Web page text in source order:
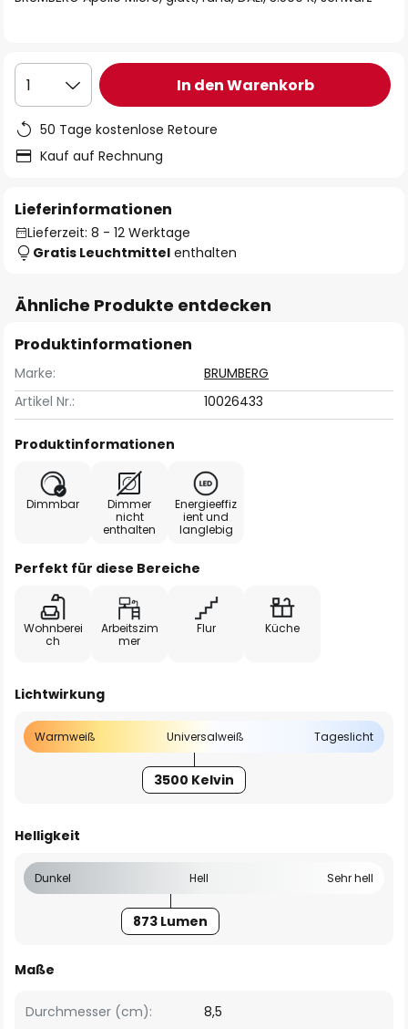
1 In den Warenkorb
50 Tage kostenlose Retoure
Kauf auf Rechnung
Lieferinformationen
Lieferzeit: 8 - 12 Werktage
Gratis Leuchtmittel enthalten
Ähnliche Produkte entdecken
Produktinformationen
Marke:
BRUMBERG
Artikel Nr.:
10026433
Produktinformationen
Dimmbar
Dimmer
nicht
enthalten
Energieeffiz
ient und
langlebig
Perfekt für diese Bereiche
Wohnberei
ch
Arbeitszim
mer
Flur Küche
Lichtwirkung
Warmweiß Universalweiß Tageslicht
3500 Kelvin
Helligkeit
Dunkel Hell Sehr hell
873 Lumen
Maße
Durchmesser (cm): 8,5